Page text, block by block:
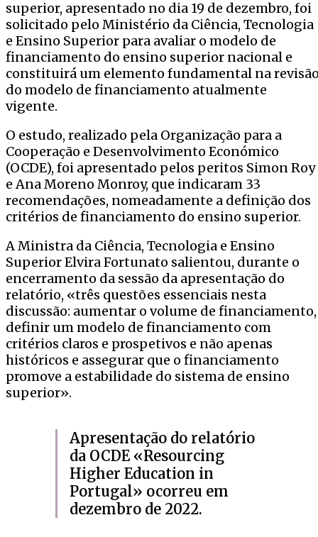
superior, apresentado no dia 19 de dezembro, foi
solicitado pelo Ministério da Ciência, Tecnologia
e Ensino Superior para avaliar o modelo de
financiamento do ensino superior nacional e
constituirá um elemento fundamental na
do modelo de financiamento atualmente
vigente.
O estudo, realizado pela Organização para a
Cooperação e Desenvolvimento Económico
(OCDE), foi apresentado pelos peritos Simon Roy
e Ana Moreno Monroy, que indicaram 33
recomendações, nomeadamente a definição dos
critérios de financiamento do ensino superior.
A Ministra da Ciência, Tecnologia e Ensino
Superior Elvira Fortunato salientou, durante o
encerramento da sessão da apresentação do
relatório, «três questões essenciais nesta
discussão: aumentar o volume de financiamento,
definir um modelo de financiamento com
critérios claros e prospetivos e não apenas
históricos e assegurar que o financiamento
promove a estabilidade do sistema de ensino
superior».
Apresentação do relatório
da OCDE «Resourcing
Higher Education in
Portugal» ocorreu em
dezembro de 2022.